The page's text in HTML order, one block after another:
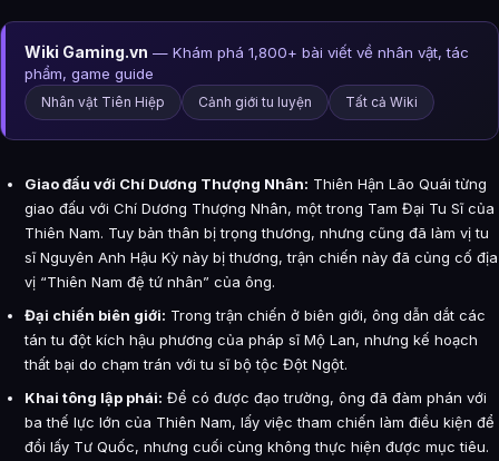
Wiki Gaming.vn — Khám phá 1,800+ bài viết về nhân vật, tác
phẩm, game guide
Nhân vật Tiên Hiệp Cảnh giới tu luyện Tất cả Wiki
Giao đấu với Chí Dương Thượng Nhân: Thiên Hận Lão Quái từng
giao đấu với Chí Dương Thượng Nhân, một trong Tam Đại Tu Sĩ của
Thiên Nam. Tuy bản thân bị trọng thương, nhưng cũng đã làm vị tu
sĩ Nguyên Anh Hậu Kỳ này bị thương, trận chiến này đã củng cố địa
vị “Thiên Nam đệ tứ nhân” của ông.
Đại chiến biên giới: Trong trận chiến ở biên giới, ông dẫn dắt các
tán tu đột kích hậu phương của pháp sĩ Mộ Lan, nhưng kế hoạch
thất bại do chạm trán với tu sĩ bộ tộc Đột Ngột.
Khai tông lập phái: Để có được đạo trường, ông đã đàm phán với
ba thế lực lớn của Thiên Nam, lấy việc tham chiến làm điều kiện để
đổi lấy Tư Quốc, nhưng cuối cùng không thực hiện được mục tiêu.